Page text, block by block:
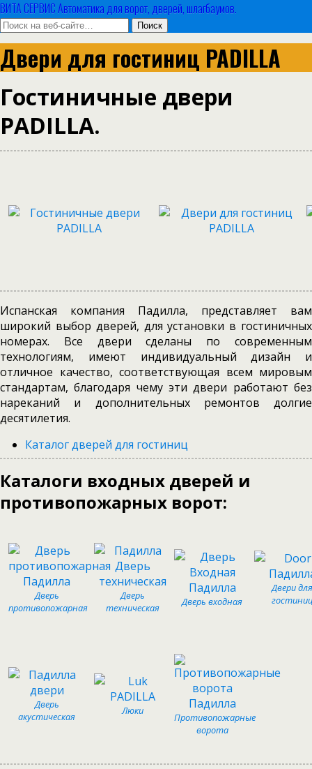
ВИТА СЕРВИС Автоматика для ворот, дверей, шлагбаумов.
Двери для гостиниц PADILLA
Гостиничные двери
PADILLA.
Испанская компания Падилла, представляет вам
широкий выбор дверей, для установки в гостиничных
номерах. Все двери сделаны по современным
технологиям, имеют индивидуальный дизайн и
отличное качество, соответствующая всем мировым
стандартам, благодаря чему эти двери работают без
нареканий и дополнительных ремонтов долгие
десятилетия.
Каталог дверей для гостиниц
Каталоги входных дверей и
противопожарных ворот:
Дверь
противопожарная
Дверь
техническая
Дверь входная
Двери для
Дверь
акустическая
Люки
Противопожарные
ворота